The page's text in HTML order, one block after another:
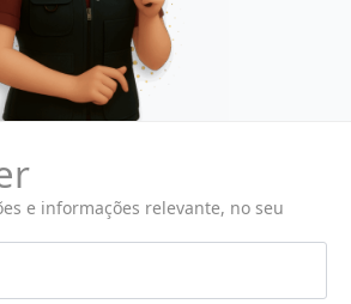
e informações relevante, no seu